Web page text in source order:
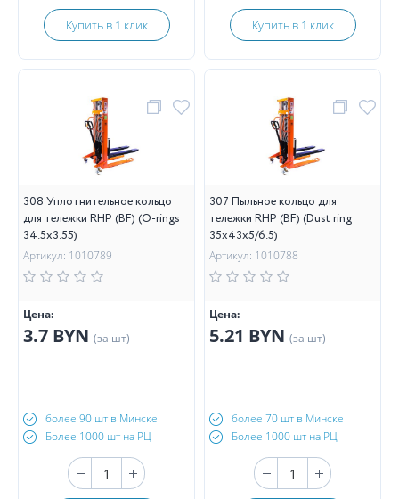
Купить в 1 клик Купить в 1 клик
308 Уплотнительное кольцо
для тележки RHP (BF) (O-rings
34.5х3.55)
Артикул: 1010789
Цена:
3.7 BYN (за шт)
более 90 шт в Минске
Более 1000 шт на РЦ
307 Пыльное кольцо для
тележки RHP (BF) (Dust ring
35х43х5/6.5)
Артикул: 1010788
Цена:
5.21 BYN (за шт)
более 70 шт в Минске
Более 1000 шт на РЦ